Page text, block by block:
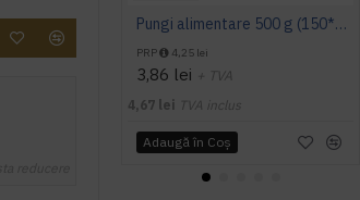
Pungi alimentare 500 g (150*190)
PRP 4,25 lei
3,86 lei + TVA
4,67 lei TVA inclus
Adaugă în Coş